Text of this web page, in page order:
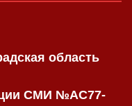
область
СМИ №AC77-